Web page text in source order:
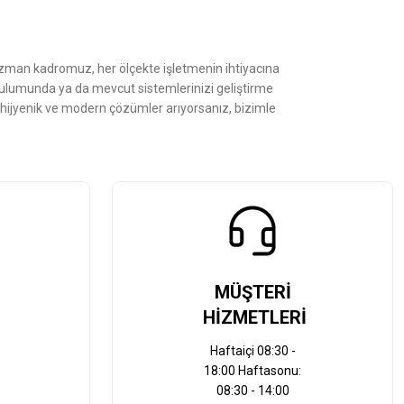
kadromuz, her ölçekte işletmenin ihtiyacına
ya da mevcut sistemlerinizi geliştirme
ve modern çözümler arıyorsanız, bizimle
MÜŞTERİ
HİZMETLERİ
Haftaiçi 08:30 -
18:00 Haftasonu:
08:30 - 14:00